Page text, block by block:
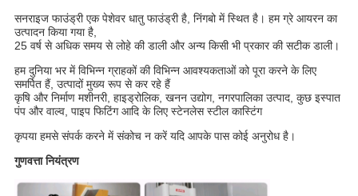
सनराइज फाउंड्री एक पेशेवर धातु फाउंड्री है, निंगबो में स्थित है। हम ग्रे आयरन का
उत्पादन किया गया है,
25 वर्ष से अधिक समय से लोहे की डाली और अन्य किसी भी प्रकार की सटीक डाली।
हम दुनिया भर में विभिन्न ग्राहकों की विभिन्न आवश्यकताओं को पूरा करने के लिए
समर्पित हैं, उत्पादों मुख्य रूप से कर रहे हैं
कृषि और निर्माण मशीनरी, हाइड्रोलिक, खनन उद्योग, नगरपालिका उत्पाद, कुछ इस्पात
पंप और वाल्व, पाइप फिटिंग आदि के लिए स्टेनलेस स्टील कास्टिंग
कृपया हमसे संपर्क करने में संकोच न करें यदि आपके पास कोई अनुरोध है।
गुणवत्ता नियंत्रण